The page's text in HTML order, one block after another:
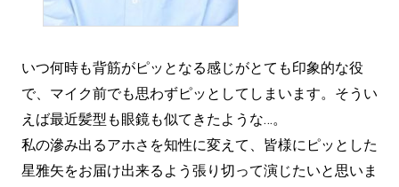
いつ何時も背筋がピッとなる感じがとても印象的な役
で、マイク前でも思わずピッとしてしまいます。そうい
えば最近髪型も眼鏡も似てきたような…。
私の滲み出るアホさを知性に変えて、皆様にピッとした
星雅矢をお届け出来るよう張り切って演じたいと思いま